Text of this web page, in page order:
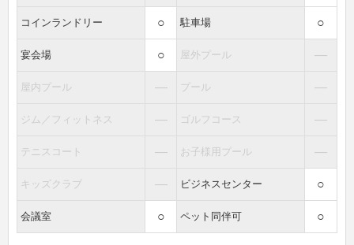
コインランドリー ○ 駐車場 ○
宴会場 ○ 屋外プール ―
屋内プール ― プール ―
ジム／フィットネス ― ゴルフコース ―
テニスコート ― お子様用プール ―
キッズクラブ ― ビジネスセンター ○
会議室 ○ ペット同伴可 ○